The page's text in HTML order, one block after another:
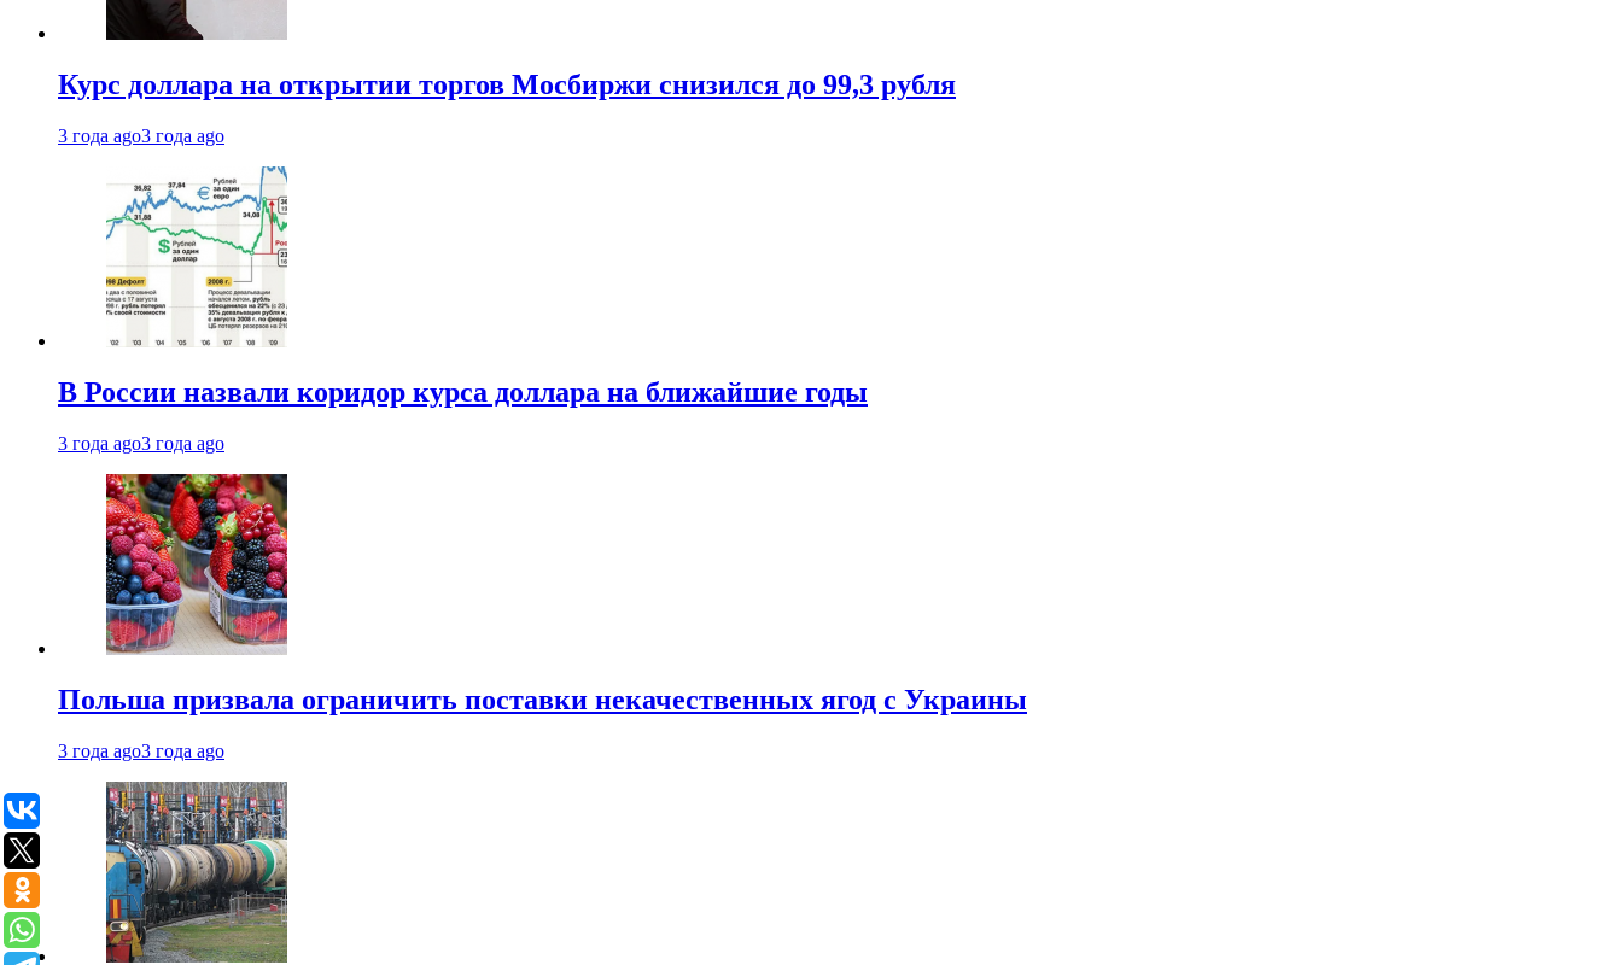
Курс доллара на открытии торгов Мосбиржи снизился до 99,3 рубля
3 года ago3 года ago
В России назвали коридор курса доллара на ближайшие годы
3 года ago3 года ago
Польша призвала ограничить поставки некачественных ягод с Украины
3 года ago3 года ago